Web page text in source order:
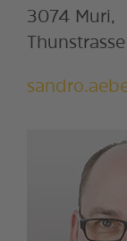
3074 Muri,